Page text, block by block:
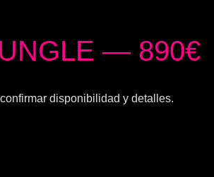
— 890€
disponibilidad y detalles.